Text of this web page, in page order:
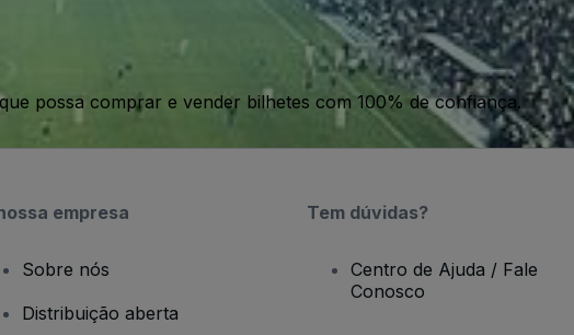
possa comprar e vender bilhetes com 100% de confiança.
empresa
Sobre nós
Distribuição aberta
Tem dúvidas?
Centro de Ajuda / Fale
Conosco